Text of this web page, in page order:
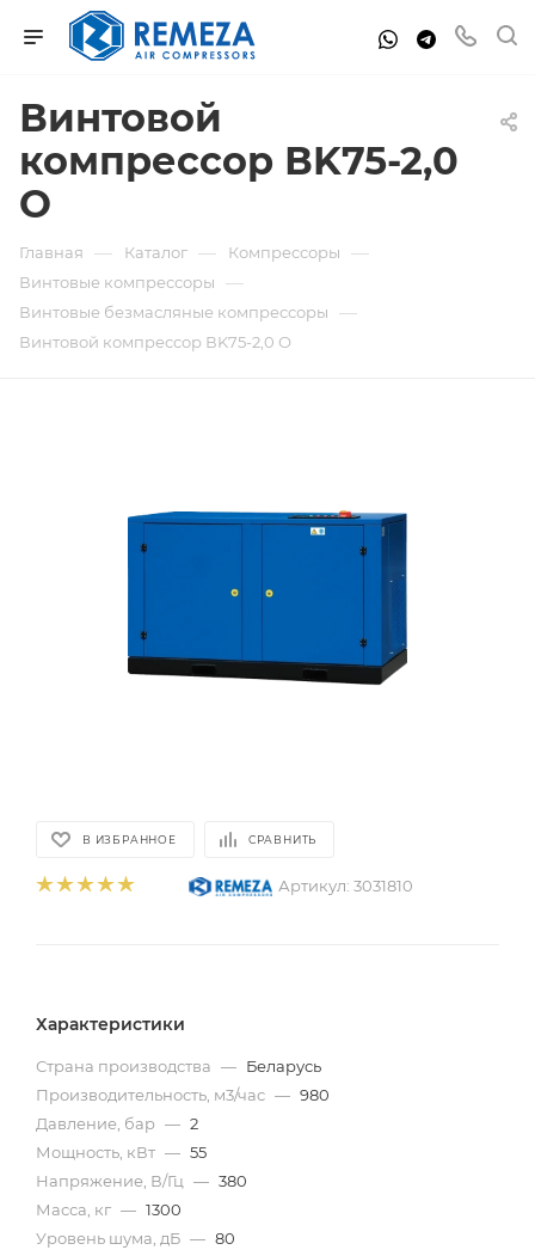
Винтовой
компрессор ВK75-2,0
О
Главная — Каталог — Компрессоры —
Винтовые компрессоры —
Винтовые безмасляные компрессоры —
Винтовой компрессор ВK75-2,0 О
В ИЗБРАННОЕ СРАВНИТЬ
Артикул: 3031810
Характеристики
Страна производства — Беларусь
Производительность, м3/час — 980
Давление, бар — 2
Мощность, кВт — 55
Напряжение, В/Гц — 380
Масса, кг — 1300
Уровень шума, дБ — 80